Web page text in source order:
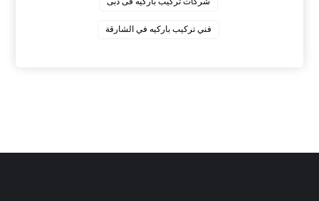
‏فني تركيب باركيه في الشارقة